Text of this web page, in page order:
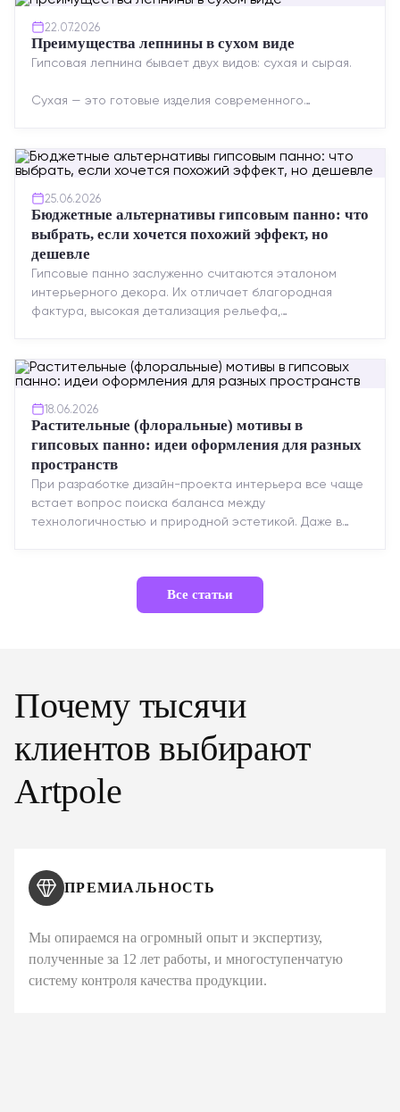
22.07.2026
Преимущества лепнины в сухом виде
Гипсовая лепнина бывает двух видов: сухая и сырая.
Сухая — это готовые изделия современного
25.06.2026
Бюджетные альтернативы гипсовым панно: что
выбрать, если хочется похожий эффект, но
дешевле
Гипсовые панно заслуженно считаются эталоном
интерьерного декора. Их отличает благородная
фактура, высокая детализация рельефа,
18.06.2026
Растительные (флоральные) мотивы в
гипсовых панно: идеи оформления для разных
пространств
При разработке дизайн-проекта интерьера все чаще
встает вопрос поиска баланса между
технологичностью и природной эстетикой. Даже в
Все статьи
Почему тысячи
клиентов выбирают
Artpole
ПРЕМИАЛЬНОСТЬ
Мы опираемся на огромный опыт и экспертизу,
полученные за 12 лет работы, и многоступенчатую
систему контроля качества продукции.